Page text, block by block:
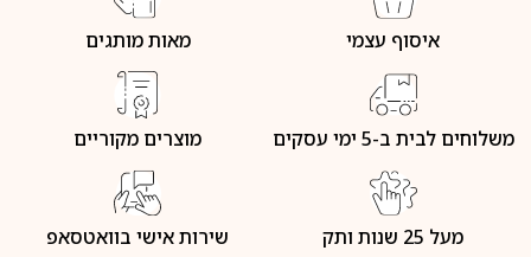
איסוף עצמי מאות מותגים
משלוחים לבית ב-5 ימי עסקים מוצרים מקוריים
מעל 25 שנות ותק שירות אישי בוואטסאפ